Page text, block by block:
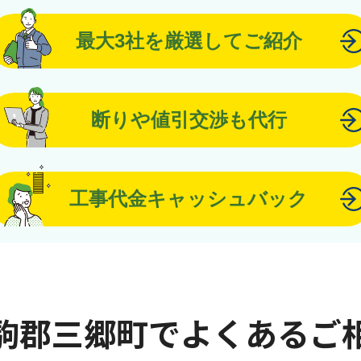
最大3社を厳選してご紹介
断りや値引交渉も代行
工事代金キャッシュバック
郡三郷町でよくあるご